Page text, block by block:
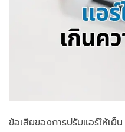
ข้อเสียของการปรับแอร์ให้เย็